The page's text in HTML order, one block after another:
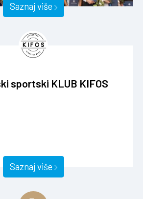
Saznaj više
sportski KLUB KIFOS
Saznaj više